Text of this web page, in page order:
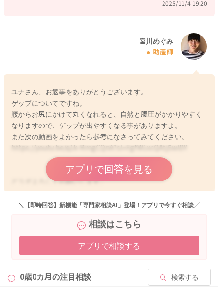
そうしていかれることで、昼夜逆転気味なのも解消して行くと
日中、お子さんと一緒にお昼寝をして少しでも睡眠をとるよう
どうぞよろしくお願いします。
2025/11/4 18:25
2025/11/4 19:20
宮川めぐみ
助産師
ユナさん、お返事をありがとうございます。
ゲップについてですね。
腰からお尻にかけて丸くなれると、自然と腹圧がかかりやすく
なりますので、ゲップが出やすくなる事がありますよ。
また次の動画をよかったら参考になさってみてください。
https://youtu.be/q1k-RmgCQnA?si=FgfW1xcQAtj5wiDY
どうぞよろしくお願いします。
アプリで回答を見る
＼【即時回答】新機能「専門家相談AI」登場！アプリで今すぐ相談／
相談はこちら
アプリで相談する
0歳0カ月の注目相談 検索する